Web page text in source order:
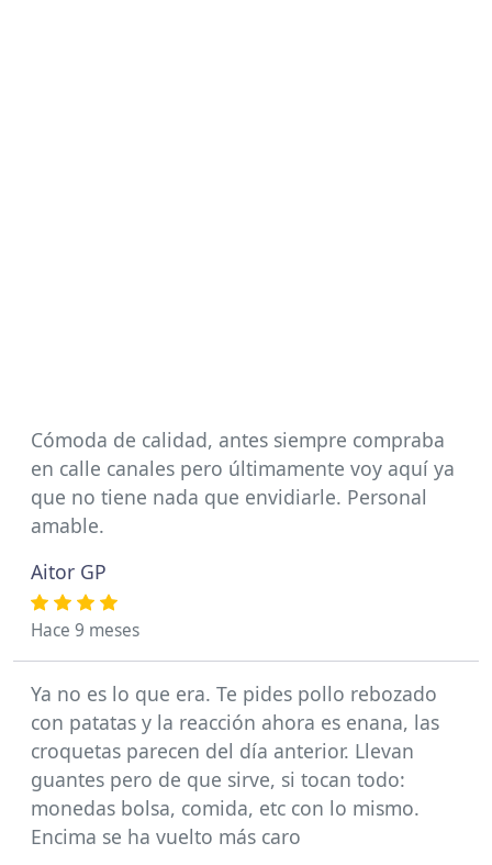
Cómoda de calidad, antes siempre compraba
en calle canales pero últimamente voy aquí ya
que no tiene nada que envidiarle. Personal
amable.
Aitor GP
Hace 9 meses
Ya no es lo que era. Te pides pollo rebozado
con patatas y la reacción ahora es enana, las
croquetas parecen del día anterior. Llevan
guantes pero de que sirve, si tocan todo:
monedas bolsa, comida, etc con lo mismo.
Encima se ha vuelto más caro